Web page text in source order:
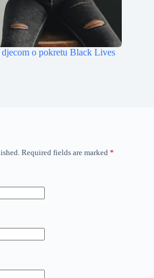
o pokretu Black Lives
Required fields are marked *